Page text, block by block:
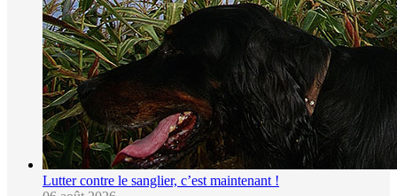
Lutter contre le sanglier, c’est maintenant !